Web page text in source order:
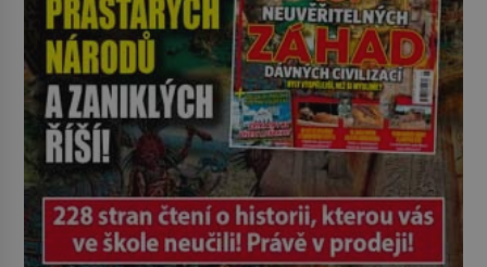
zkoumají archivní snímky v rámci
Průzkumu temné energie […]